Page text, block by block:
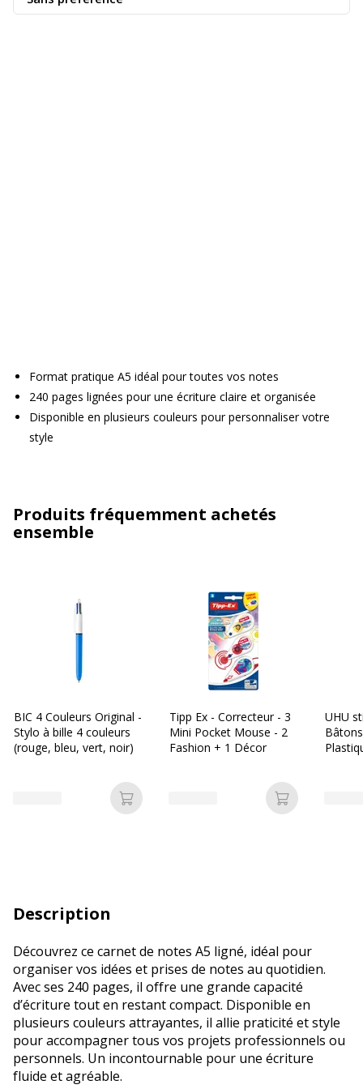
Format pratique A5 idéal pour toutes vos notes
240 pages lignées pour une écriture claire et organisée
Disponible en plusieurs couleurs pour personnaliser votre
style
Produits fréquemment achetés
ensemble
BIC 4 Couleurs Original -
Stylo à bille 4 couleurs
(rouge, bleu, vert, noir)
Ajouter au panier
Tipp Ex - Correcteur - 3
Mini Pocket Mouse - 2
Fashion + 1 Décor
Ajouter au
UHU
Description
Découvrez ce carnet de notes A5 ligné, idéal pour
organiser vos idées et prises de notes au quotidien.
Avec ses 240 pages, il offre une grande capacité
d’écriture tout en restant compact. Disponible en
plusieurs couleurs attrayantes, il allie praticité et style
pour accompagner tous vos projets professionnels ou
personnels. Un incontournable pour une écriture
fluide et agréable.